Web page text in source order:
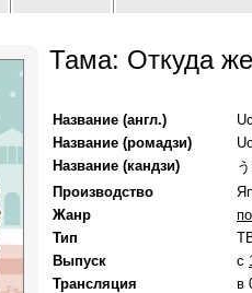
Тама: Откуда
Название (англ.)
Название (ромадзи)
Название (кандзи)
Производство
Жанр
Тип
Выпуск
c
Трансляция
в